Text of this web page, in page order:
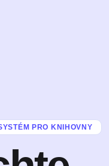
PRO KNIHOVNY